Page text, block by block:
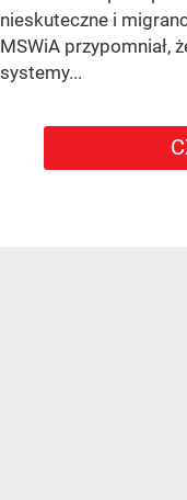
nieskuteczne i
MSWiA przypomniał,
systemy...